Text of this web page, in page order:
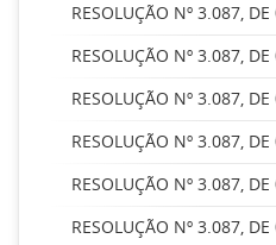
RESOLUÇÃO Nº 3.087,
RESOLUÇÃO Nº 3.087,
RESOLUÇÃO Nº 3.087,
RESOLUÇÃO Nº 3.087,
RESOLUÇÃO Nº 3.087,
RESOLUÇÃO Nº 3.087,